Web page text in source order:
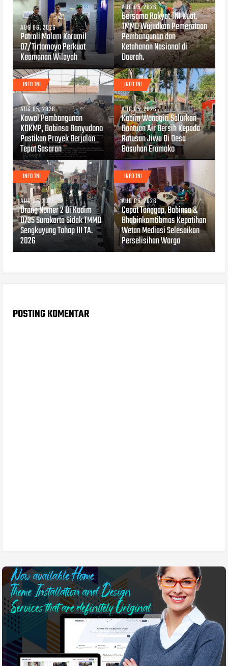
AUG 06, 2026
Patroli Malam Koramil
07/Tirtomoyo Perkuat
Keamanan Wilayah
AUG 05, 2026
Bersama Rakyat TNI Kuat,
TMMD Wujudkan Pemerataan
Pembangunan dan
Ketahanan Nasional di
Daerah.
INFO TNI
AUG 05, 2026
Kawal Pembangunan
KDKMP, Babinsa Banyudono
Pastikan Proyek Berjalan
Tepat Sasaran
INFO TNI
AUG 05, 2026
Kodim Wonogiri Salurkan
Bantuan Air Bersih Kepada
Ratusan Jiwa Di Desa
Basuhan Eromoko
INFO TNI
AUG 05, 2026
Orang Nomer 2 Di Kodim
0735 Surakarta Sidak TMMD
Sengkuyung Tahap III TA.
2026
INFO TNI
AUG 05, 2026
Cepat Tanggap, Babinsa &
Bhabinkamtibmas Kepatihan
Wetan Mediasi Selesaikan
Perselisihan Warga
POSTING KOMENTAR